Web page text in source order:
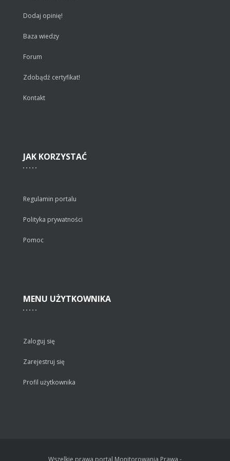
Dodaj opinię!
Baza wiedzy
Forum
Zdobądź certyfikat!
Kontakt
JAK KORZYSTAĆ
Regulamin portalu
Polityka prywatności
Pomoc
MENU UŻYTKOWNIKA
Zaloguj się
Zarejestruj się
Profil użytkownika
Wszelkie prawa portal Monitorowania Prawa -